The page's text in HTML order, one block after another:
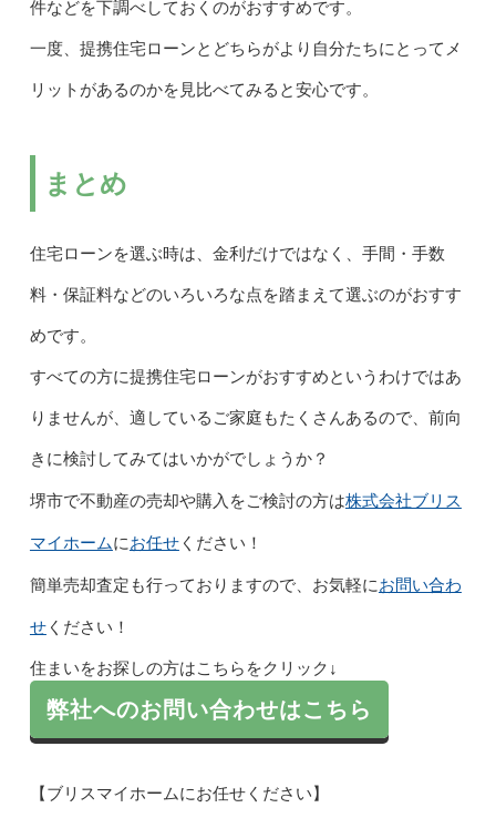
件などを下調べしておくのがおすすめです。
一度、提携住宅ローンとどちらがより自分たちにとってメ
リットがあるのかを見比べてみると安心です。
まとめ
住宅ローンを選ぶ時は、金利だけではなく、手間・手数
料・保証料などのいろいろな点を踏まえて選ぶのがおすす
めです。
すべての方に提携住宅ローンがおすすめというわけではあ
りませんが、適しているご家庭もたくさんあるので、前向
きに検討してみてはいかがでしょうか？
堺市で不動産の売却や購入をご検討の方は株式会社ブリス
マイホームにお任せください！
簡単売却査定も行っておりますので、お気軽にお問い合わ
せください！
住まいをお探しの方はこちらをクリック↓
弊社へのお問い合わせはこちら
【ブリスマイホームにお任せください】